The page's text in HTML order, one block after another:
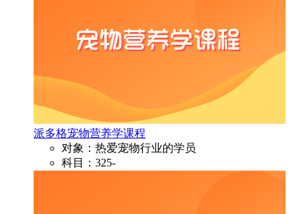
派多格宠物营养学课程
对象：热爱宠物行业的学员
科目：325-